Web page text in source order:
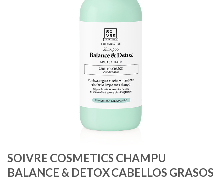
SOIVRE COSMETICS CHAMPU
BALANCE & DETOX CABELLOS GRASOS